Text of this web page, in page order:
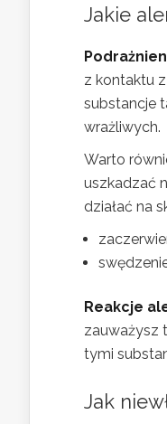
Jakie
z kontaktu
substancje
wrażliwych.
Warto
uszkadzać
działać na
Reakcje
zauważysz
tymi
Jak